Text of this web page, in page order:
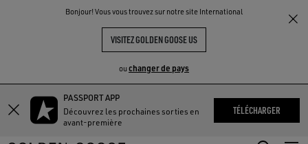
Bonjour! Vous vous trouvez sur notre site International
VISITEZ GOLDEN GOOSE US
ou changer de pays
Aller
au
Aller
au
PASSPORT APP
Découvrez les prochaines sorties en
avant-première
TÉLÉCHARGER
THE
COMMUNITY